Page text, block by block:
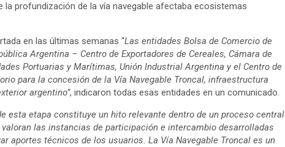
la profundización de la vía navegable afectaba ecosistemas
en las últimas semanas “Las entidades Bolsa de Comercio de
Argentina – Centro de Exportadores de Cereales, Cámara de
Portuarias y Marítimas, Unión Industrial Argentina y el Centro de
para la concesión de la Vía Navegable Troncal, infraestructura
argentino”, indicaron todas esas entidades en un comunicado.
esta etapa constituye un hito relevante dentro de un proceso central
las instancias de participación e intercambio desarrolladas
aportes técnicos de los usuarios. La Vía Navegable Troncal es un